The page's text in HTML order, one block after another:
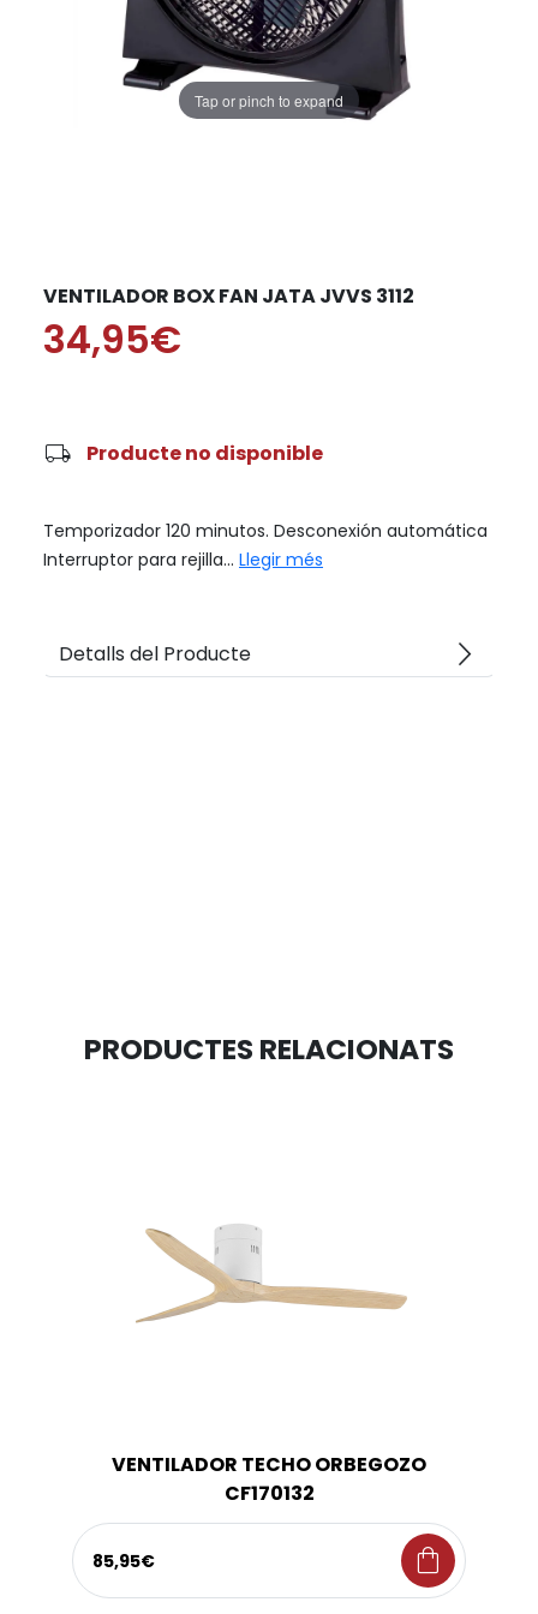
Tap or pinch to expand
VENTILADOR BOX FAN JATA JVVS 3112
34,95€
local_shipping Producte no disponible
Temporizador 120 minutos. Desconexión automática
Interruptor para rejilla... Llegir més
Detalls del Producte arrow_forward_ios
PRODUCTES RELACIONATS
VENTILADOR TECHO ORBEGOZO
CF170132
85,95€ shopping_bag